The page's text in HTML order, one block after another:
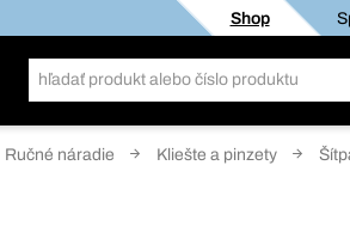
Shop
Ručné náradie Kliešte a pinzety